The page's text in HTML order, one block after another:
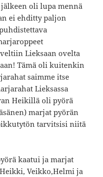
oli lupa mennä
ei ehditty paljon
Lieksaan ovelta
Tämä oli kuitenkin
saimme itse
Lieksassa
Heikillä oli pyörä
marjat pyörän
tarvitsisi niitä
kaatui ja marjat
Veikko,Helmi ja